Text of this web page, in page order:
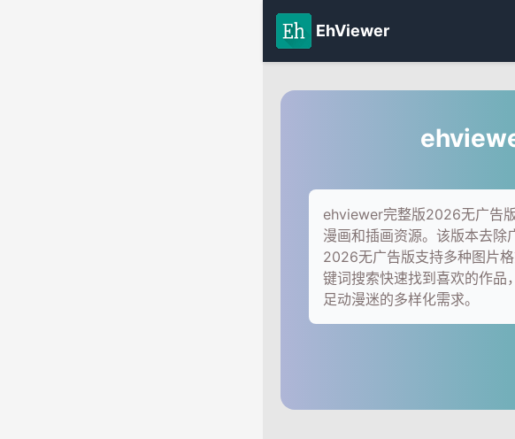
EhViewer
ehviewer完整版2026无广告
漫画和插画资源。该版本去
2026无广告版支持多种图片
键词搜索快速找到喜欢的作品
足动漫迷的多样化需求。